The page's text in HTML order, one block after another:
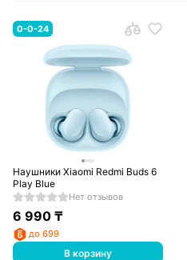
0-0-24
Наушники Xiaomi Redmi Buds 6
Play Blue
Нет отзывов
6 990₸
до 699
В корзину